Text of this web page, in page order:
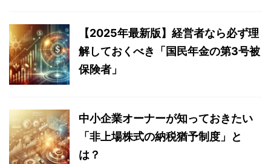
【2025年最新版】経営者なら必ず理
解しておくべき「国民年金の第3号被
保険者」
中小企業オーナーが知っておきたい
「非上場株式の納税猶予制度」と
は？